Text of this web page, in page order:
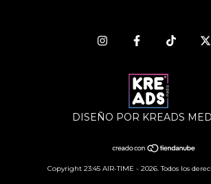
DISEÑO POR KREADS
Copyright 23:45 AIR-TIME - 2026. Todos los